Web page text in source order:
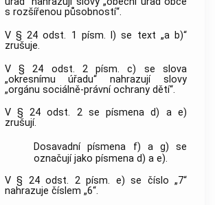
s rozšířenou působností“.
V § 24 odst. 1 písm. l) se text „a b)“
zrušuje.
V § 24 odst. 2 písm. c) se slova
„okresnímu úřadu“ nahrazují slovy
„orgánu sociálně-právní ochrany dětí“.
V § 24 odst. 2 se písmena d) a e)
zrušují.
Dosavadní písmena f) a g) se
označují jako písmena d) a e).
V § 24 odst. 2 písm. e) se číslo „7“
nahrazuje číslem „6“.